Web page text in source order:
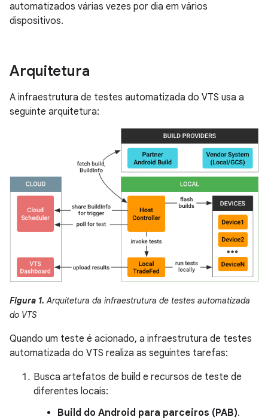
automatizados várias vezes por dia em vários
dispositivos.
Arquitetura
A infraestrutura de testes automatizada do VTS usa a
seguinte arquitetura:
Figura 1. Arquitetura da infraestrutura de testes automatizada
do VTS
Quando um teste é acionado, a infraestrutura de testes
automatizada do VTS realiza as seguintes tarefas:
Busca artefatos de build e recursos de teste de
diferentes locais:
Build do Android para parceiros (PAB).